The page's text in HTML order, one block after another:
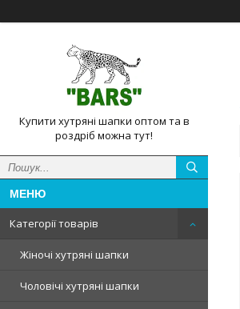
Купити хутряні шапки оптом та в
роздріб можна тут!
Категорії товарів
Жіночі хутряні шапки
Чоловічі хутряні шапки